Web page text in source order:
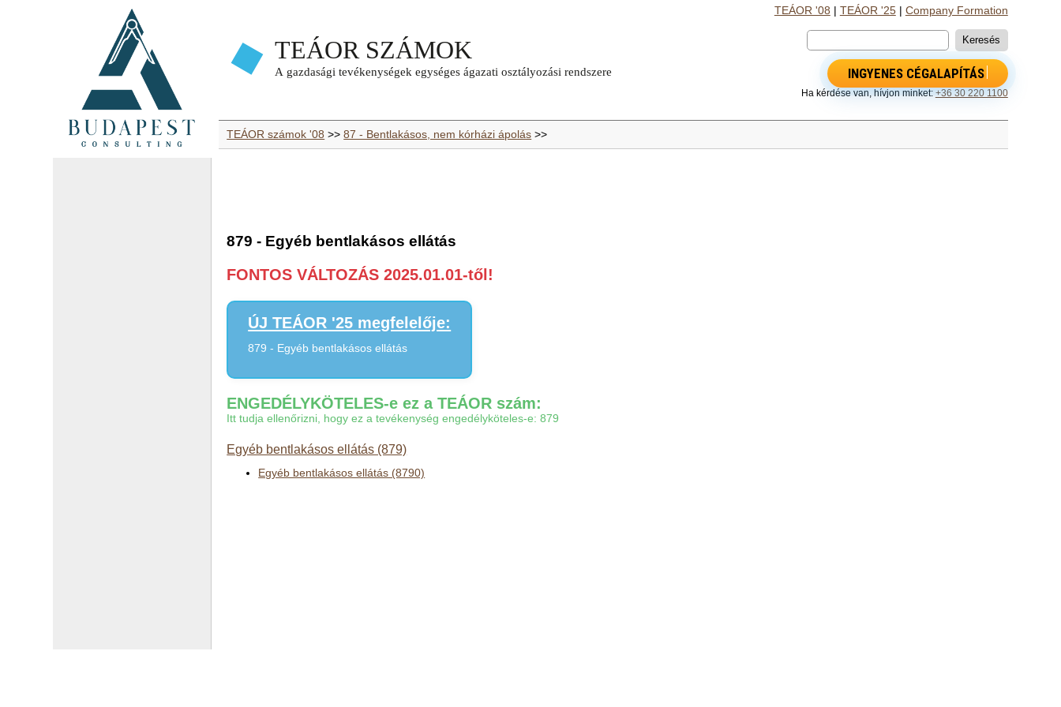
TEÁOR '08 TEÁOR '25| Company Formation
INGYENES CÉGALAPÍTÁS
Ha kérdése van, hívjon minket: +36 30 220 1100
TEÁOR számok '08 >>87 - Bentlakásos, nem kórházi ápolás >>
879 - Egyéb bentlakásos ellátás
FONTOS VÁLTOZÁS 2025.01.01-től!
ÚJ TEÁOR '25 megfelelője:
879 - Egyéb bentlakásos ellátás
ENGEDÉLYKÖTELES-e ez a TEÁOR szám:
Itt tudja ellenőrizni, hogy ez a tevékenység engedélyköteles-e: 879
Egyéb bentlakásos ellátás (879)
Egyéb bentlakásos ellátás (8790)